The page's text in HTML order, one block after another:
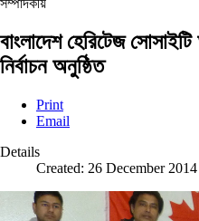
সম্পাদকীয়
বাংলাদেশ হেরিটেজ
নির্বাচন অনুষ্ঠিত
Print
Email
Details
Created: 26 December 2014